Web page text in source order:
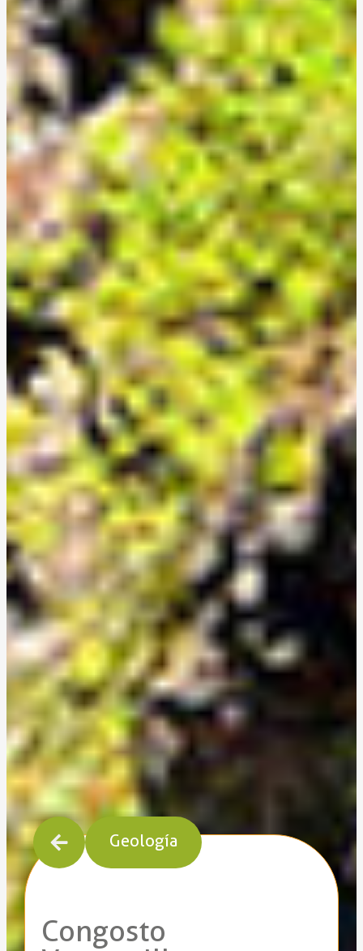
Congosto
Geología